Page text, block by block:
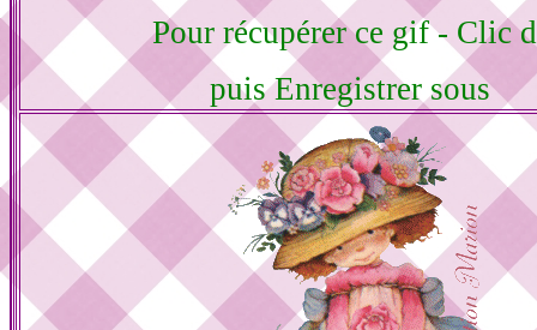
Pour récupérer ce gif - Clic
puis Enregistrer sous